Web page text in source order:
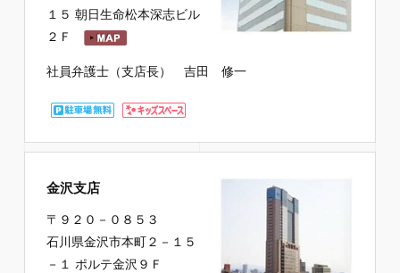
１５ 朝日生命松本深志ビル
２Ｆ
社員弁護士（支店長） 吉田 修一
金沢支店
〒９２０－０８５３
石川県金沢市本町２－１５
－１ ポルテ金沢９Ｆ